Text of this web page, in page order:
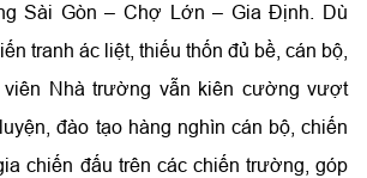
Sài Gòn – Chợ Lớn – Gia Định. Dù
tranh ác liệt, thiếu thốn đủ bề, cán bộ,
Nhà trường vẫn kiên cường vượt
đào tạo hàng nghìn cán bộ, chiến
chiến đấu trên các chiến trường, góp